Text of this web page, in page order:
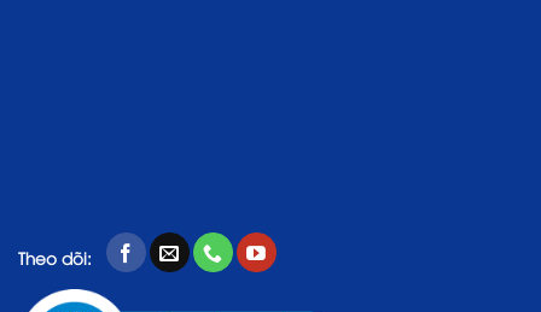
Theo dõi: